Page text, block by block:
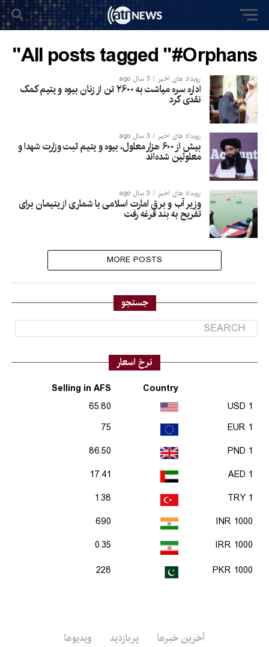
All posts tagged "#Orphans"
رویداد های اخیر 3 سال ago
اداره سره میاشت به ۲۶۰۰ تن از زنان بیوه و یتیم کمک
نقدی کرد
رویداد های اخیر 3 سال ago
بیش از ۶۰۰ هزار معلول، بیوه و یتیم ثبت وزارت شهدا و
معلولین شده‌اند
رویداد های اخیر 3 سال ago
وزیر آب و برق امارت اسلامی با شماری از یتیمان برای
تفریح به بند قرغه رفت
MORE POSTS
جستجو
نرخ اسعار
Country
Selling in AFS
1 USD
65.80
1 EUR
75
1 PND
86.50
1 AED
17.41
1 TRY
1.38
1000 INR
690
1000 IRR
0.35
1000 PKR
228
آخرین خبرها پربازدید ویدیوها